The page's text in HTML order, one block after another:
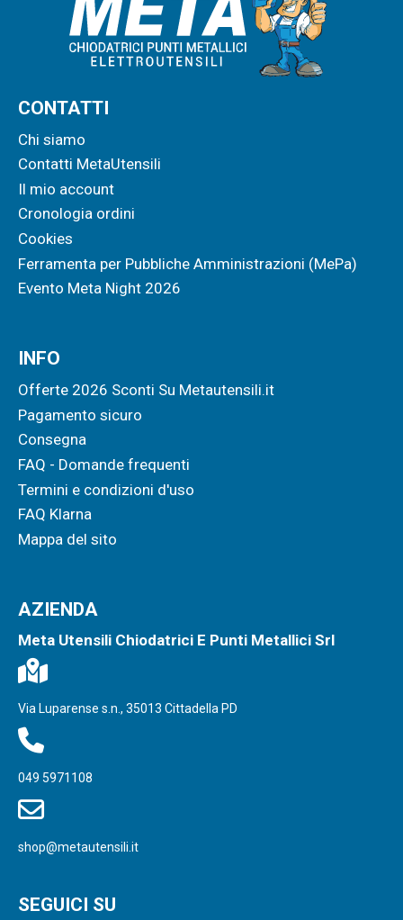
CONTATTI
Chi siamo
Contatti MetaUtensili
Il mio account
Cronologia ordini
Cookies
Ferramenta per Pubbliche Amministrazioni (MePa)
Evento Meta Night 2026
INFO
Offerte 2026 Sconti Su Metautensili.it
Pagamento sicuro
Consegna
FAQ - Domande frequenti
Termini e condizioni d'uso
FAQ Klarna
Mappa del sito
AZIENDA
Meta Utensili Chiodatrici E Punti Metallici Srl
Via Luparense s.n., 35013 Cittadella PD
049 5971108
shop@metautensili.it
SEGUICI SU